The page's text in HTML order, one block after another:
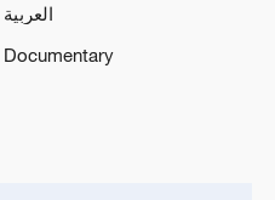
العربية
Documentary